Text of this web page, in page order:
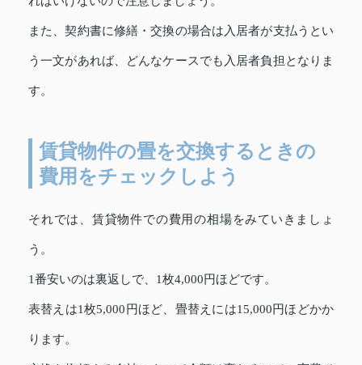
また、契約書に修繕・交換の場合は入居者が支払うとい
う一文があれば、どんなケースでも入居者負担となりま
す。
賃貸物件の畳を交換するときの
費用をチェックしよう
それでは、賃貸物件での費用の相場をみていきましょ
う。
1番安いのは裏返しで、1枚4,000円ほどです。
表替えは1枚5,000円ほど、畳替えには15,000円ほどかか
ります。